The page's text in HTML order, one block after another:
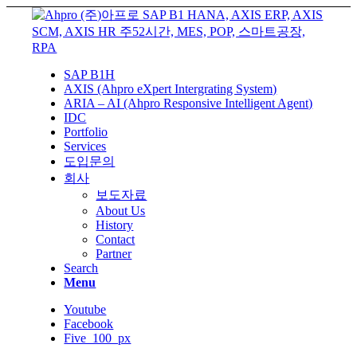
SAP B1H
AXIS (Ahpro eXpert Intergrating System)
ARIA – AI (Ahpro Responsive Intelligent Agent)
IDC
Portfolio
Services
도입문의
회사
보도자료
About Us
History
Contact
Partner
Search
Menu
Youtube
Facebook
Five_100_px